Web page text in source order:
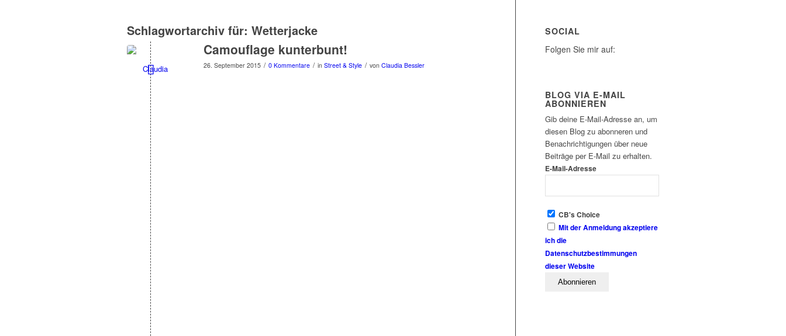
Schlagwortarchiv für: Wetterjacke
Camouflage kunterbunt!
26. September 2015 / 0 Kommentare / in Street & Style / von Claudia Bessler
SOCIAL
Folgen Sie mir auf:
BLOG VIA E-MAIL
ABONNIEREN
Gib deine E-Mail-Adresse an, um
diesen Blog zu abonneren und
Benachrichtigungen über neue
Beiträge per E-Mail zu erhalten.
E-Mail-Adresse
CB's Choice
Mit der Anmeldung akzeptiere
ich die
Datenschutzbestimmungen
dieser Website